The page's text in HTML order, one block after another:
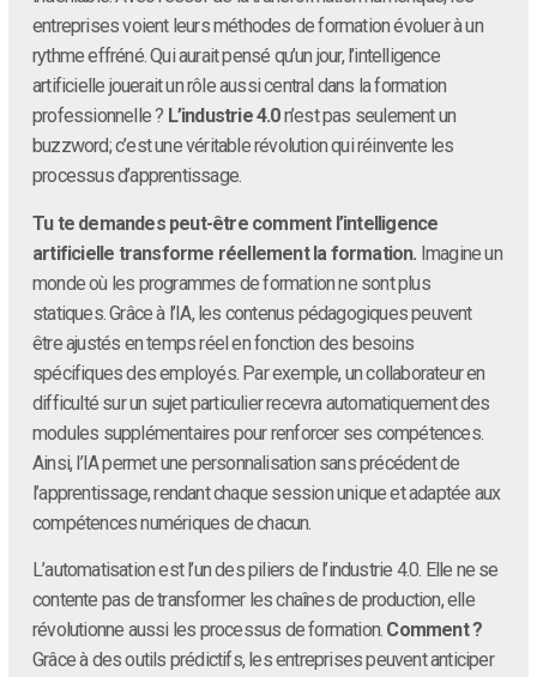
entreprises voient leurs méthodes de formation évoluer à un
rythme effréné. Qui aurait pensé qu’un jour, l’intelligence
artificielle jouerait un rôle aussi central dans la formation
professionnelle ? L’industrie 4.0n’est pas seulement un
buzzword; c’est une véritable révolution qui réinvente les
processus d’apprentissage.
Tu te demandes peut-être comment l’intelligence
artificielle transforme réellement la formation. Imagine un
monde où les programmes de formation ne sont plus
statiques. Grâce à l’IA, les contenus pédagogiques peuvent
être ajustés en temps réel en fonction des besoins
spécifiques des employés. Par exemple, un collaborateur en
difficulté sur un sujet particulier recevra automatiquement des
modules supplémentaires pour renforcer ses compétences.
Ainsi, l’IA permet une personnalisation sans précédent de
l’apprentissage, rendant chaque session unique et adaptée aux
compétences numériques de chacun.
L’automatisation est l’un des piliers de l’industrie 4.0. Elle ne se
contente pas de transformer les chaînes de production, elle
révolutionne aussi les processus de formation. Comment ?
Grâce à des outils prédictifs, les entreprises peuvent anticiper